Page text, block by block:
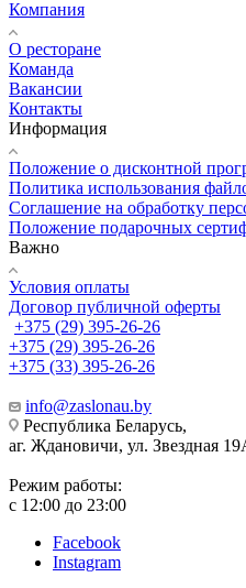
Компания
О ресторане
Команда
Вакансии
Контакты
Информация
Положение о дисконтной
Политика использования
Соглашение на обработку
Положение подарочных
Важно
Условия оплаты
Договор публичной оферты
+375 (29) 395-26-26
+375 (29) 395-26-26
+375 (33) 395-26-26
info@zaslonau.by
Республика Беларусь,
аг. Ждановичи, ул. Звездная
Режим работы:
с 12:00 до 23:00
Facebook
Instagram